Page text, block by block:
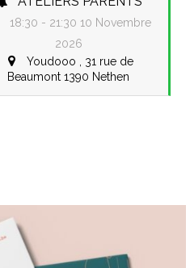
18:30 - 21:30 10 Novembre
2026
Youdooo , 31 rue de
Beaumont 1390 Nethen